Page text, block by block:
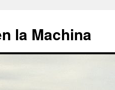
la Machina